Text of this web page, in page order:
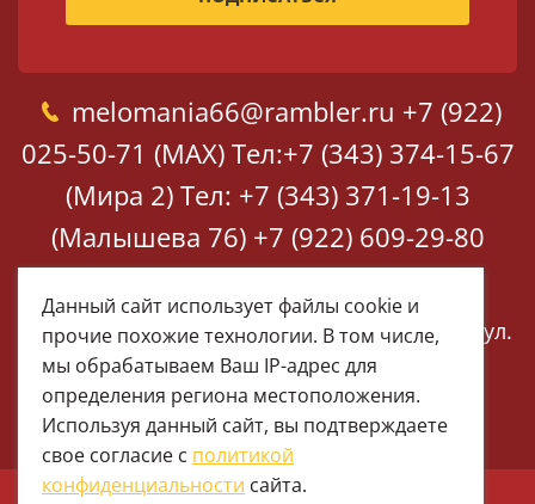
melomania66@rambler.ru +7 (922)
025-50-71 (MAX) Тел:+7 (343) 374-15-67
(Мира 2) Тел: +7 (343) 371-19-13
(Малышева 76) +7 (922) 609-29-80
(MAX)
Екатеринбург, ул. Мира 2
Екатеринбург, ул.
Малышева 76
Данный сайт использует файлы cookie и
прочие похожие технологии. В том числе,
мы обрабатываем Ваш IP-адрес для
определения региона местоположения.
Используя данный сайт, вы подтверждаете
свое согласие с политикой
конфиденциальности сайта.